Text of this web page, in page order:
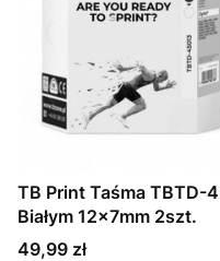
TB Print Taśma TBTD-
Białym 12x7mm 2szt.
Cena
49,99 zł